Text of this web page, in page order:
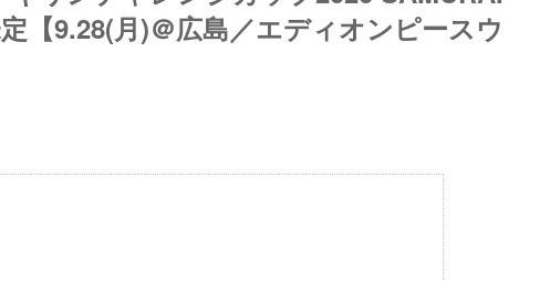
【9.28(月)＠広島／エディオンピースウ